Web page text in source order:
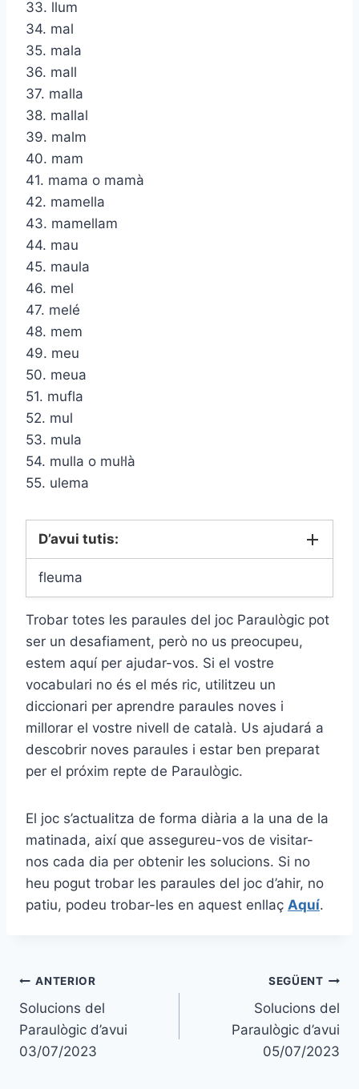
33. llum
34. mal
35. mala
36. mall
37. malla
38. mallal
39. malm
40. mam
41. mama o mamà
42. mamella
43. mamellam
44. mau
45. maula
46. mel
47. melé
48. mem
49. meu
50. meua
51. mufla
52. mul
53. mula
54. mulla o mul·là
55. ulema
D’avui tutis:
fleuma
Trobar totes les paraules del joc Paraulògic pot
ser un desafiament, però no us preocupeu,
estem aquí per ajudar-vos. Si el vostre
vocabulari no és el més ric, utilitzeu un
diccionari per aprendre paraules noves i
millorar el vostre nivell de català. Us ajudará a
descobrir noves paraules i estar ben preparat
per el próxim repte de Paraulògic.
El joc s’actualitza de forma diària a la una de la
matinada, així que assegureu-vos de visitar-
nos cada dia per obtenir les solucions. Si no
heu pogut trobar les paraules del joc d’ahir, no
patiu, podeu trobar-les en aquest enllaç Aquí.
Navegació
d'entrades
ANTERIOR
Solucions del
Paraulògic d’avui
03/07/2023
SEGÜENT
Solucions del
Paraulògic d’avui
05/07/2023